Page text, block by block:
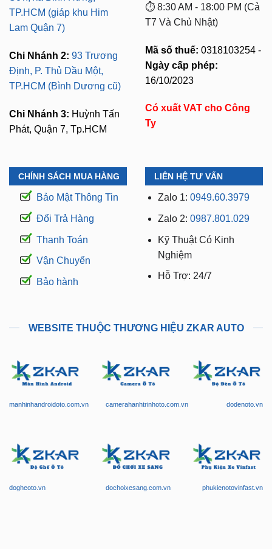
TP.HCM (giáp khu Him
Lam Quận 7)
Chi Nhánh 2: 93 Trương
Định, P. Thủ Dầu Một,
TP.HCM (Bình Dương cũ)
Chi Nhánh 3: Huỳnh Tấn
Phát, Quận 7, Tp.HCM
⏱️ 8:30 AM - 18:00 PM (Cả
T7 Và Chủ Nhật)
Mã số thuế: 0318103254 -
Ngày cấp phép:
16/10/2023
Có xuất VAT cho Công
Ty
CHÍNH SÁCH MUA HÀNG
Bảo Mật Thông Tin
Đổi Trả Hàng
Thanh Toán
Vận Chuyển
Bảo hành
LIÊN HỆ TƯ VẤN
Zalo 1: 0949.60.3979
Zalo 2: 0987.801.029
Kỹ Thuật Có Kinh
Nghiệm
Hỗ Trợ: 24/7
WEBSITE THUỘC THƯƠNG HIỆU ZKAR AUTO
manhinhandroidoto.com.vn camerahanhtrinhoto.com.vn dodenoto.vn
dogheoto.vn dochoixesang.com.vn phukienotovinfast.vn